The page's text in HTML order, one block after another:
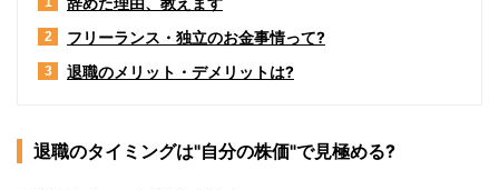
2 フリーランス・独立のお金事情って?
3 退職のメリット・デメリットは?
退職のタイミングは"自分の株価"で見極める?